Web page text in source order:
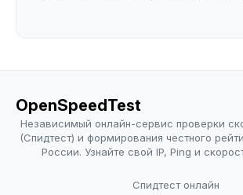
OpenSpeedTest
Независимый онлайн-сервис проверки
(Спидтест) и формирования честного
России. Узнайте свой IP, Ping и
Спидтест онлайн